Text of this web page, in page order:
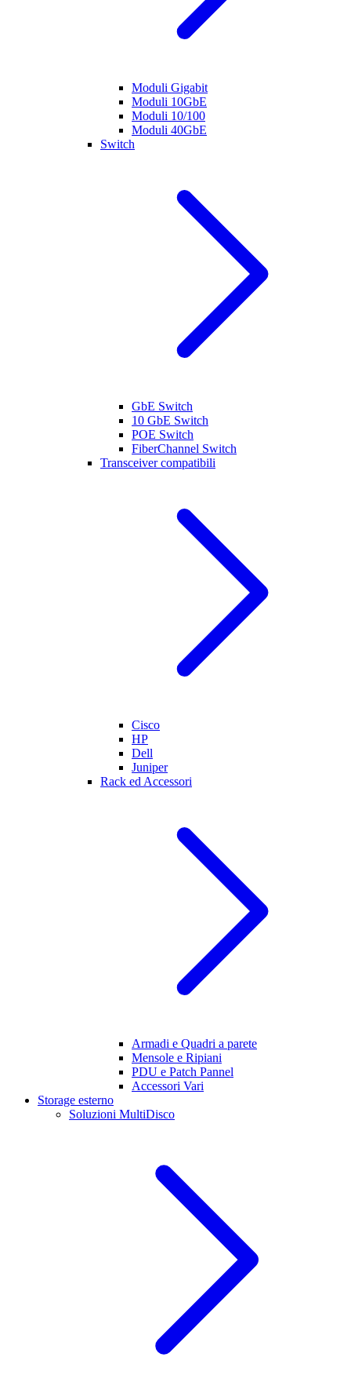
Moduli Gigabit
Moduli 10GbE
Moduli 10/100
Moduli 40GbE
Switch
GbE Switch
10 GbE Switch
POE Switch
FiberChannel Switch
Transceiver compatibili
Cisco
HP
Dell
Juniper
Rack ed Accessori
Armadi e Quadri a parete
Mensole e Ripiani
PDU e Patch Pannel
Accessori Vari
Storage esterno
Soluzioni MultiDisco